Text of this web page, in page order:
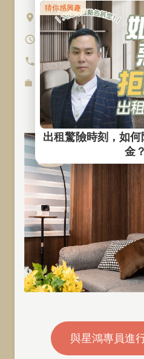
公司地址 台北市萬華
營業時間 週一至週五
聯絡電話 (02)7755-
服務項
社會住宅包租代
旅館經營、空間
與星鴻專員進